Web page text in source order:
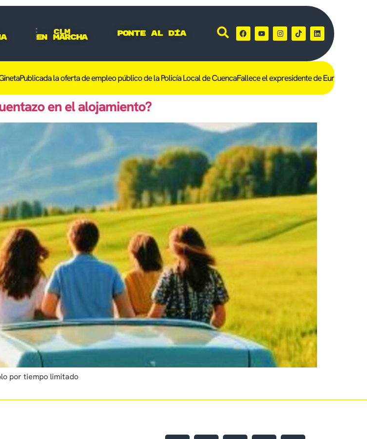
CLM
En Marcha Ponte al día
Publicada la oferta de empleo público de la Policía Local de CuencaFallece el expresidente de Eurocaja Rural,
en el alojamiento?
por tiempo limitado